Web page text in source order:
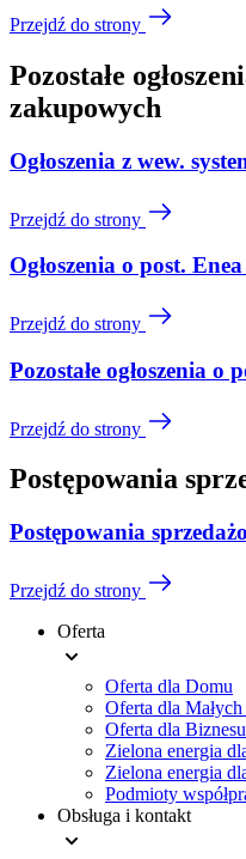
Przejdź do strony
Pozostałe
zakupowych
Ogłoszenia z wew.
Przejdź do strony
Ogłoszenia o post.
Przejdź do strony
Pozostałe ogłoszenia o
Przejdź do strony
Postępowania
Postępowania
Przejdź do strony
Menu
Oferta
Oferta dla Domu
Oferta dla
Oferta dla Biznesu
Zielona energia
Zielona energia
Podmioty
Obsługa i kontakt